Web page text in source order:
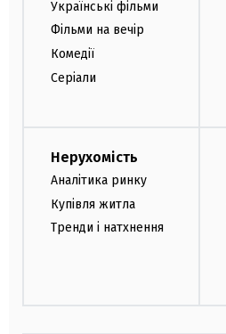
Українські фільми
Фільми на вечір
Комедії
Серіали
Нерухомість
Аналітика ринку
Купівля житла
Тренди і натхнення